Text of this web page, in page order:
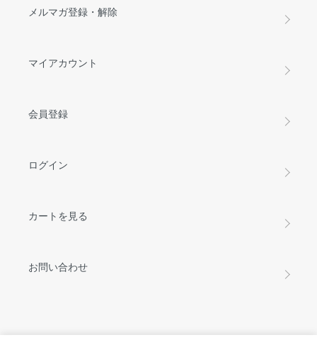
メルマガ登録・解除
マイアカウント
会員登録
ログイン
カートを見る
お問い合わせ